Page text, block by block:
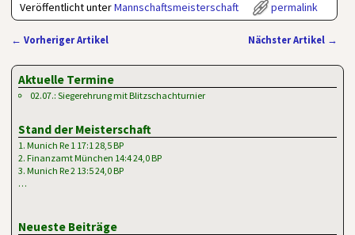
Veröffentlicht unterMannschaftsmeisterschaft permalink
← Vorheriger Artikel Nächster Artikel →
Aktuelle Termine
02.07.: Siegerehrung mit Blitzschachturnier
Stand der Meisterschaft
1. Munich Re 1 17:1 28,5 BP
2. Finanzamt München 14:4 24,0 BP
3. Munich Re 2 13:5 24,0 BP
…
Neueste Beiträge